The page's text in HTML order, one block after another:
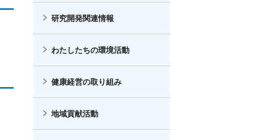
研究開発関連情報
わたしたちの環境活動
健康経営の取り組み
地域貢献活動